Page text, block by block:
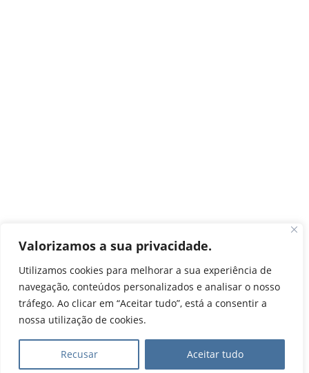
Valorizamos a sua privacidade.
Utilizamos cookies para melhorar a sua experiência de
navegação, conteúdos personalizados e analisar o nosso
tráfego. Ao clicar em “Aceitar tudo”, está a consentir a
nossa utilização de cookies.
Recusar Aceitar tudo